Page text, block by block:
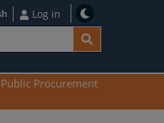
Log in
Public Procurement